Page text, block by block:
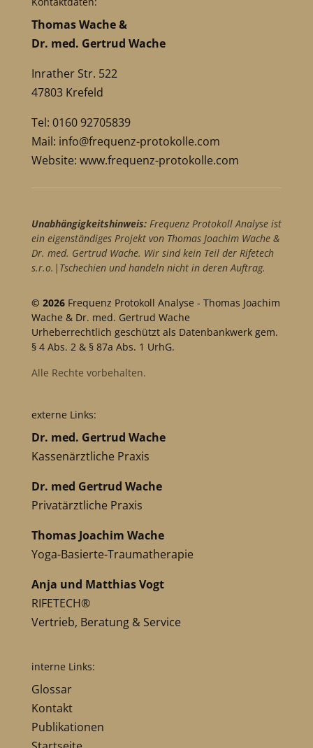
Thomas Wache &
Dr. med. Gertrud Wache
Inrather Str. 522
47803 Krefeld
Tel: 0160 92705839
Mail: info@frequenz-protokolle.com
Website: www.frequenz-protokolle.com
Unabhängigkeitshinweis:Frequenz Protokoll Analyse ist
ein eigenständiges Projekt von Thomas Joachim Wache &
Dr. med. Gertrud Wache. Wir sind kein Teil der Rifetech
s.r.o.|Tschechien und handeln nicht in deren Auftrag.
© 2026 Frequenz Protokoll Analyse - Thomas Joachim
Wache & Dr. med. Gertrud Wache
Urheberrechtlich geschützt als Datenbankwerk gem.
§ 4 Abs. 2 & § 87a Abs. 1 UrhG.
Alle Rechte vorbehalten.
externe Links:
Dr. med. Gertrud Wache
Kassenärztliche Praxis
Dr. med Gertrud Wache
Privatärztliche Praxis
Thomas Joachim Wache
Yoga-Basierte-Traumatherapie
Anja und Matthias Vogt
RIFETECH®
Vertrieb, Beratung & Service
interne Links:
Glossar
Kontakt
Publikationen